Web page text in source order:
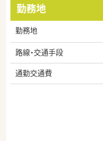
勤務地
勤務地
路線・交通手段
通勤交通費